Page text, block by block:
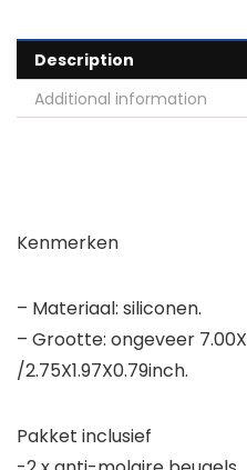
Description
Additional information
Kenmerken
– Materiaal: siliconen.
– Grootte: ongeveer
/2.75X1.97X0.79inch.
Pakket inclusief